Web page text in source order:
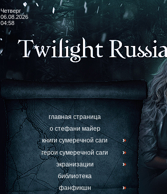
Четверг
06.08.2026
04:58
главная страница
о стефани майер
книги сумеречной саги
герои сумеречной саги
экранизации
библиотека
фанфикшн